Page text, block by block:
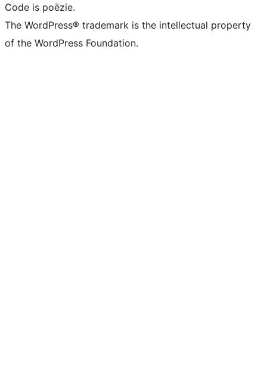
Code is poëzie.
The WordPress® trademark is the intellectual property
of the WordPress Foundation.